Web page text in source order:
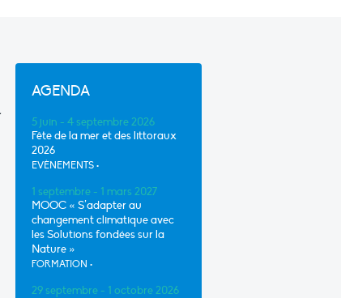
AGENDA
5 juin - 4 septembre 2026
Fête de la mer et des littoraux
2026
EVÈNEMENTS •
1 septembre - 1 mars 2027
MOOC « S’adapter au
changement climatique avec
les Solutions fondées sur la
Nature »
FORMATION •
29 septembre - 1 octobre 2026